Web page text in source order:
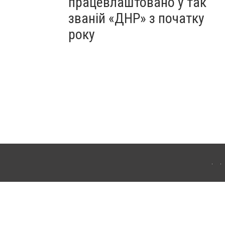
званій «ДНР» з початку
року